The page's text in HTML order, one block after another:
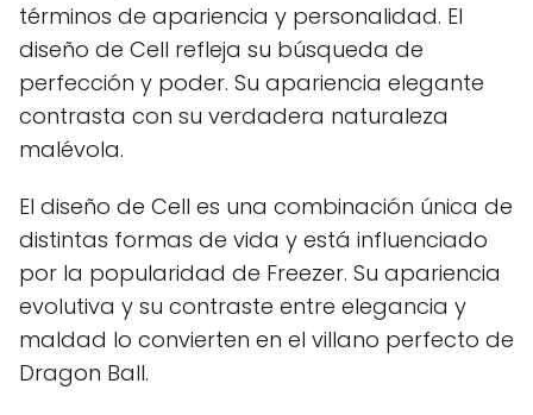
términos de apariencia y personalidad. El
diseño de Cell refleja su búsqueda de
perfección y poder. Su apariencia elegante
contrasta con su verdadera naturaleza
malévola.
El diseño de Cell es una combinación única de
distintas formas de vida y está influenciado
por la popularidad de Freezer. Su apariencia
evolutiva y su contraste entre elegancia y
maldad lo convierten en el villano perfecto de
Dragon Ball.